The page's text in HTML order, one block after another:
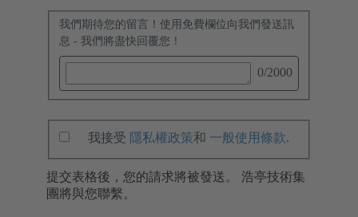
我們期待您的留言！使用免費欄位向我們發送訊
息 - 我們將盡快回覆您！
0/2000
我接受 隱私權政策和 一般使用條款.
提交表格後，您的請求將被發送。 浩亭技術集
團將與您聯繫。